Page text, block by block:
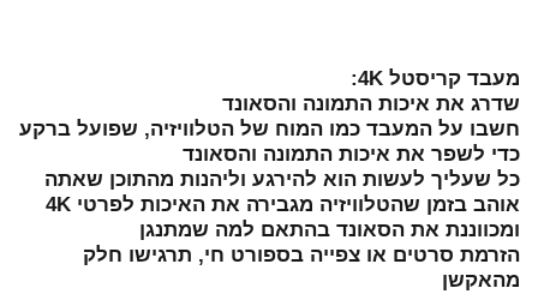
מעבד קריסטל 4K:
שדרג את איכות התמונה והסאונד
חשבו על המעבד כמו המוח של הטלוויזיה, שפועל ברקע
כדי לשפר את איכות התמונה והסאונד
כל שעליך לעשות הוא להירגע וליהנות מהתוכן שאתה
אוהב בזמן שהטלוויזיה מגבירה את האיכות לפרטי 4K
ומכווננת את הסאונד בהתאם למה שמתנגן
הזרמת סרטים או צפייה בספורט חי, תרגישו חלק
מהאקשן